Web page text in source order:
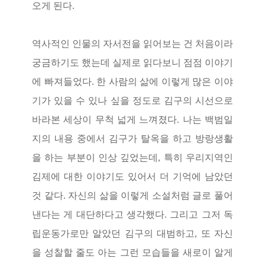
오게 된다.
역사적인 인물의 자서전을 읽어보는 건 처음이라
궁금하기도 했는데 실제로 읽다보니 점점 이야기
에 빠져들었다. 한 사람의 삶에 이렇게 많은 이야
기가 있을 수 있나 싶을 정도로 김구의 시선으로
바라본 세상이 무척 넓게 느껴졌다. 나는 백범일
지의 내용 중에서 김구가 탈옥을 하고 방랑생활
을 하는 부분이 인상 깊었는데 , 특히 우리지역인
김제에 대한 이야기도 있어서 더 기억에 남았던
것 같다. 자신의 삶을 이렇게 소설처럼 글로 풀어
낸다는 게 대단하다고 생각했다. 그리고 그저 독
립운동가로만 알았던 김구의 대범하고, 또 자신
을 성찰할 줄도 아는 그런 모습들을 새로이 알게